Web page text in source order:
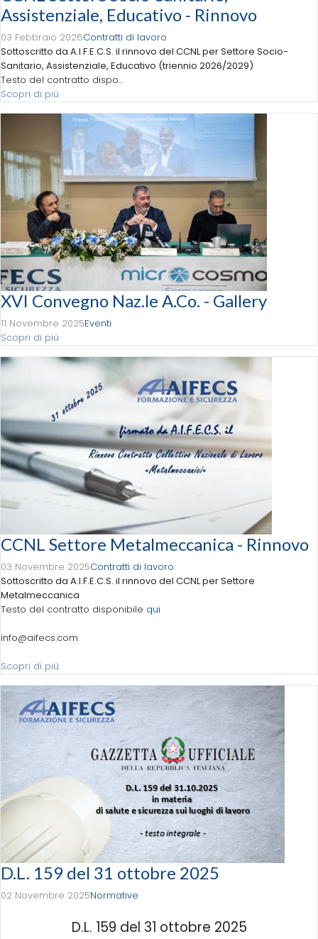
Assistenziale, Educativo - Rinnovo
03 Febbraio 2026Contratti di lavoro
Sottoscritto da A.I.F.E.C.S. il rinnovo del CCNL per Settore Socio-
Sanitario, Assistenziale, Educativo (triennio 2026/2029)
Testo del contratto dispo...
Scopri di più
XVI Convegno Naz.le A.Co. - Gallery
11 Novembre 2025Eventi
Scopri di più
CCNL Settore Metalmeccanica - Rinnovo
03 Novembre 2025Contratti di lavoro
Sottoscritto da A.I.F.E.C.S. il rinnovo del CCNL per Settore
Metalmeccanica
Testo del contratto disponibile qui
info@aifecs.com
Scopri di più
D.L. 159 del 31 ottobre 2025
02 Novembre 2025Normative
D.L. 159 del 31 ottobre 2025